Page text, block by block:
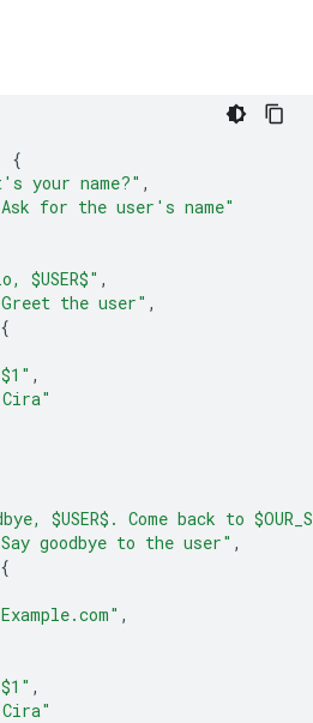
{
your name?" ,
for the user's name"
$USER$" ,
the user" ,
{
,
$USER$. Come back to
goodbye to the user" ,
{
,
,